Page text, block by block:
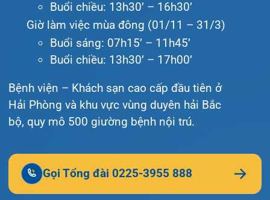
© Bệnh viện đa khoa Quốc tế Hải Phòng - HIH. All
rights reserved